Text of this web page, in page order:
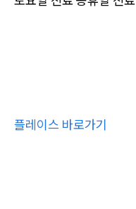
플레이스 바로가기